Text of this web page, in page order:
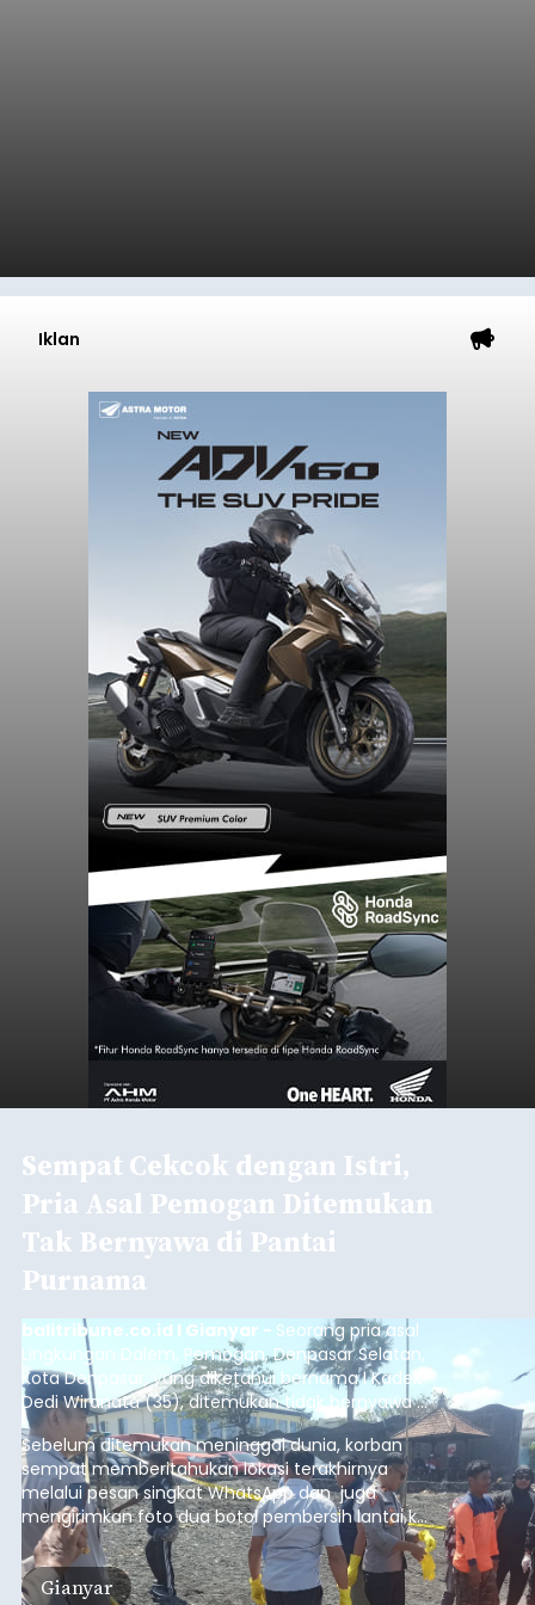
Iklan
Sempat Cekcok dengan Istri,
Pria Asal Pemogan Ditemukan
Tak Bernyawa di Pantai
Purnama
balitribune.co.id I Gianyar - Seorang pria asal
Lingkungan Dalem, Pemogan, Denpasar Selatan,
Kota Denpasar, yang diketahui bernama I Kadek
Dedi Wiranata (35), ditemukan tidak bernyawa di
pesisir Pantai Purnama, Sukawati.
Sebelum ditemukan meninggal dunia, korban
sempat memberitahukan lokasi terakhirnya
melalui pesan singkat WhatsApp dan juga
mengirimkan foto dua botol pembersih lantai ke
istrinya.
Gianyar